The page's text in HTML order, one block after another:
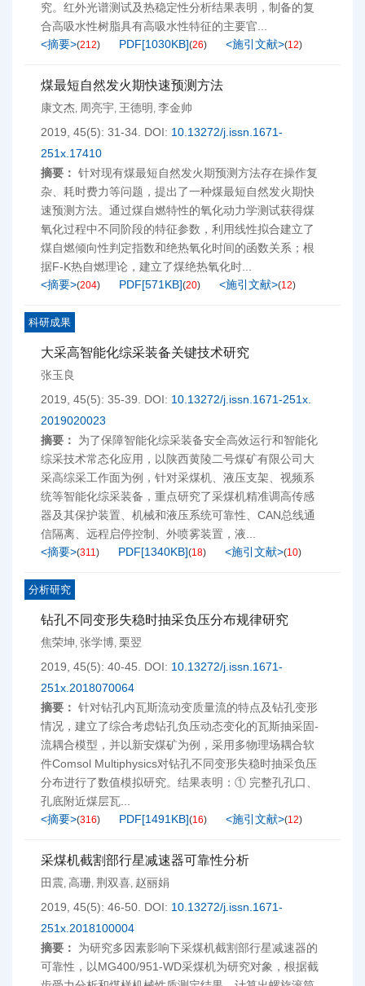
究。红外光谱测试及热稳定性分析结果表明，制备的复
合高吸水性树脂具有高吸水性特征的主要官...
<摘要>(212) PDF[1030KB](26) <施引文献>(12)
煤最短自然发火期快速预测方法
康文杰, 周亮宇, 王德明 , 李金帅
2019, 45(5): 31-34. DOI: 10.13272/j.issn.1671-
251x.17410
摘要： 针对现有煤最短自然发火期预测方法存在操作复
杂、耗时费力等问题，提出了一种煤最短自然发火期快
速预测方法。通过煤自燃特性的氧化动力学测试获得煤
氧化过程中不同阶段的特征参数，利用线性拟合建立了
煤自燃倾向性判定指数和绝热氧化时间的函数关系；根
据F-K热自燃理论，建立了煤绝热氧化时...
<摘要>(204) PDF[571KB](20) <施引文献>(12)
科研成果
大采高智能化综采装备关键技术研究
张玉良
2019, 45(5): 35-39.
DOI: 10.13272/j.issn.1671-251x.
2019020023
摘要：
为了保障智能化综采装备安全高效运行和智能化
综采技术常态化应用，以陕西黄陵二号煤矿有限公司大
采高综采工作面为例，针对采煤机、液压支架、视频系
统等智能化综采装备，重点研究了采煤机精准调高传感
器及其保护装置、机械和液压系统可靠性、CAN总线通
信隔离、远程启停控制、外喷雾装置，液...
<摘要>(311) PDF[1340KB](18) <施引文献>(10)
分析研究
钻孔不同变形失稳时抽采负压分布规律研究
焦荣坤, 张学博, 栗翌
2019, 45(5): 40-45.
DOI: 10.13272/j.issn.1671-
251x.2018070064
摘要： 针对钻孔内瓦斯流动变质量流的特点及钻孔变形
情况，建立了综合考虑钻孔负压动态变化的瓦斯抽采固-
流耦合模型，并以新安煤矿为例，采用多物理场耦合软
件Comsol Multiphysics对钻孔不同变形失稳时抽采负压
分布进行了数值模拟研究。结果表明：① 完整孔孔口、
孔底附近煤层瓦...
<摘要>(316) PDF[1491KB](16) <施引文献>(12)
采煤机截割部行星减速器可靠性分析
田震, 高珊, 荆双喜, 赵丽娟
2019, 45(5): 46-50. DOI: 10.13272/j.issn.1671-
251x.2018100004
摘要：
为研究多因素影响下采煤机截割部行星减速器的
可靠性，以MG400/951-WD采煤机为研究对象，根据截